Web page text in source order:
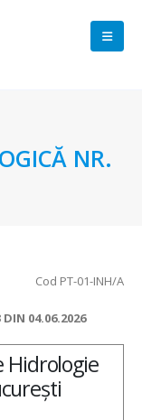
NR.
Cod PT-01-INH/A
04.06.2026
Hidrologie